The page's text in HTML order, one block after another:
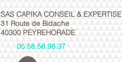
SAS CAPIKA CONSEIL & EXPERTISE
31 Route de Bidache
40300 PEYREHORADE
05.58.56.98.37